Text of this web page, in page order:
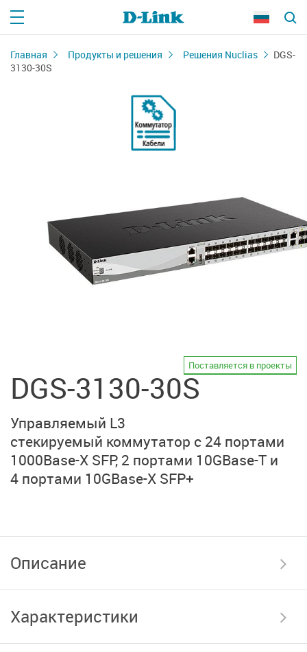
Главная Продукты и решения Решения Nuclias
DGS-
3130-30S
DGS-3130-30S
Поставляется в проекты
Управляемый L3
стекируемый коммутатор с 24 портами
1000Base-X SFP, 2 портами 10GBase-T и
4 портами 10GBase-X SFP+
Описание
Характеристики